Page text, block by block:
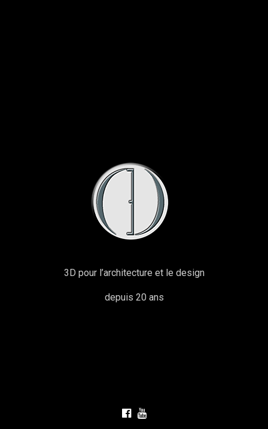
3D pour l’architecture et le design
depuis 20 ans